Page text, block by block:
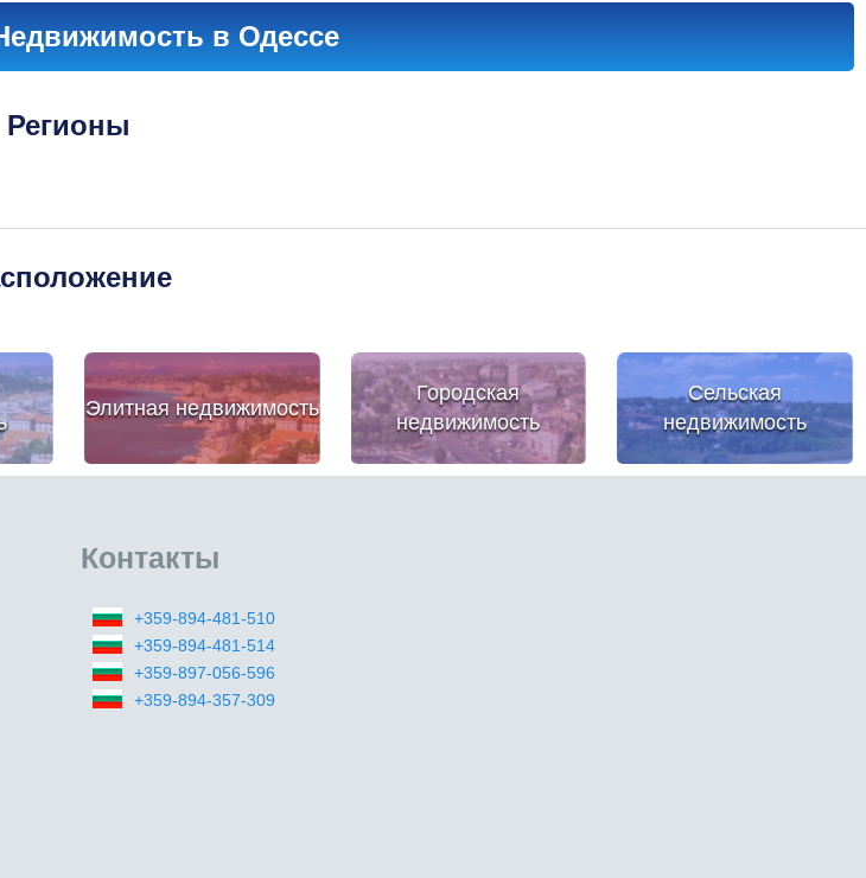
в Одессе
Регионы
Элитная недвижимость
Городская
недвижимость
Сельская
недвижимость
Контакты
+359-894-481-510
+359-894-481-514
+359-897-056-596
+359-894-357-309